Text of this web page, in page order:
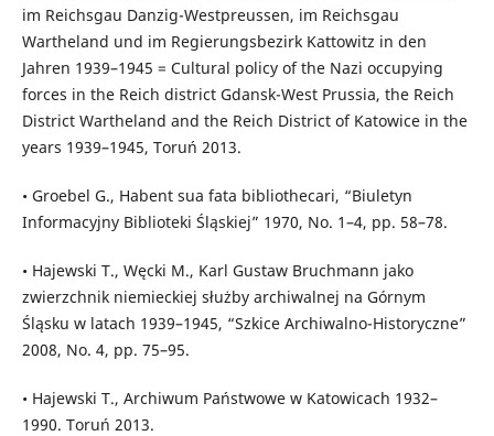
im Reichsgau Danzig-Westpreussen, im Reichsgau
Wartheland und im Regierungsbezirk Kattowitz in den
Jahren 1939–1945 = Cultural policy of the Nazi occupying
forces in the Reich district Gdansk-West Prussia, the Reich
District Wartheland and the Reich District of Katowice in the
years 1939–1945, Toruń 2013.
• Groebel G., Habent sua fata bibliothecari, “Biuletyn
Informacyjny Biblioteki Śląskiej” 1970, No. 1–4, pp. 58–78.
• Hajewski T., Węcki M., Karl Gustaw Bruchmann jako
zwierzchnik niemieckiej służby archiwalnej na Górnym
Śląsku w latach 1939–1945, “Szkice Archiwalno-Historyczne”
2008, No. 4, pp. 75–95.
• Hajewski T., Archiwum Państwowe w Katowicach 1932–
1990. Toruń 2013.